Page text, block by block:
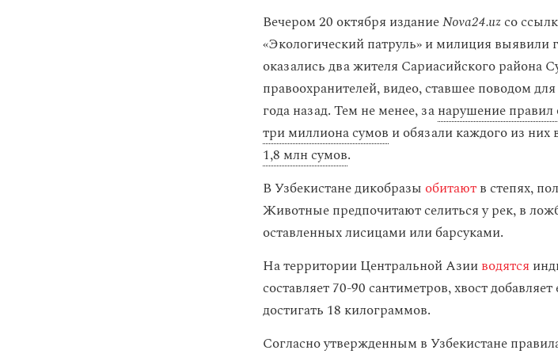
Вечером 20 октября изданиеNova24.uzсо
«Экологический патруль» и милиция
оказались два жителя Сариасийского района
правоохранителей, видео, ставшее поводом
года назад. Тем не менее, занарушение правил
три миллиона сумов и обязали каждого из
1,8 млн сумов.
В Узбекистане дикобразы обитаютв степях,
Животные предпочитают селиться у рек, в
оставленных лисицами или барсуками.
На территории Центральной Азииводятся
составляет 70-90 сантиметров, хвост
достигать 18 килограммов.
Согласно утвержденным в Узбекистане